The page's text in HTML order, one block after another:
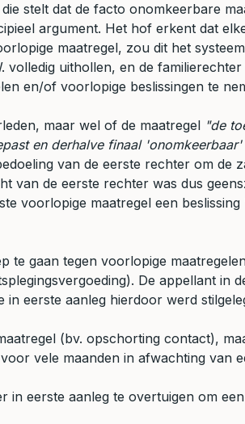
stelt dat de facto onomkeerbare
argument. Het hof erkent dat
maatregel, zou dit het
volledig uithollen, en de
en/of voorlopige beslissingen te
maar wel of de maatregel "de
en derhalve finaal 'onomkeerbaar'
van de eerste rechter om
van de eerste rechter was dus
voorlopige maatregel een
gaan tegen voorlopige
De appellant in
eerste aanleg hierdoor werd
(bv. opschorting contact),
vele maanden in afwachting van
in eerste aanleg te overtuigen om